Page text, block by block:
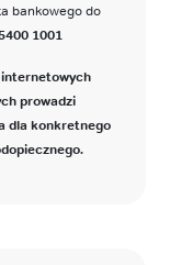
bankowego do
1001
internetowych
prowadzi
dla konkretnego